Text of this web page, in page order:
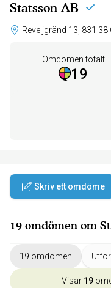
Statsson AB
Omdömen totalt
19
Skriv ett omdöme
19 omdömen om
19 omdömen
Visar 19